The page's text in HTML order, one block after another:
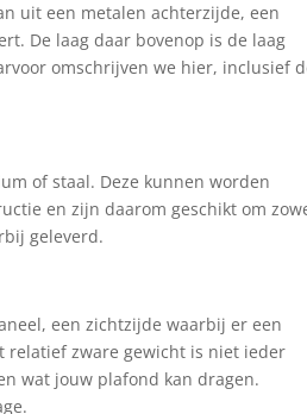
uit een metalen achterzijde, een
De laag daar bovenop is de laag
omschrijven we hier, inclusief
of staal. Deze kunnen worden
en zijn daarom geschikt om
geleverd.
een zichtzijde waarbij er een
relatief zware gewicht is niet ieder
wat jouw plafond kan dragen.